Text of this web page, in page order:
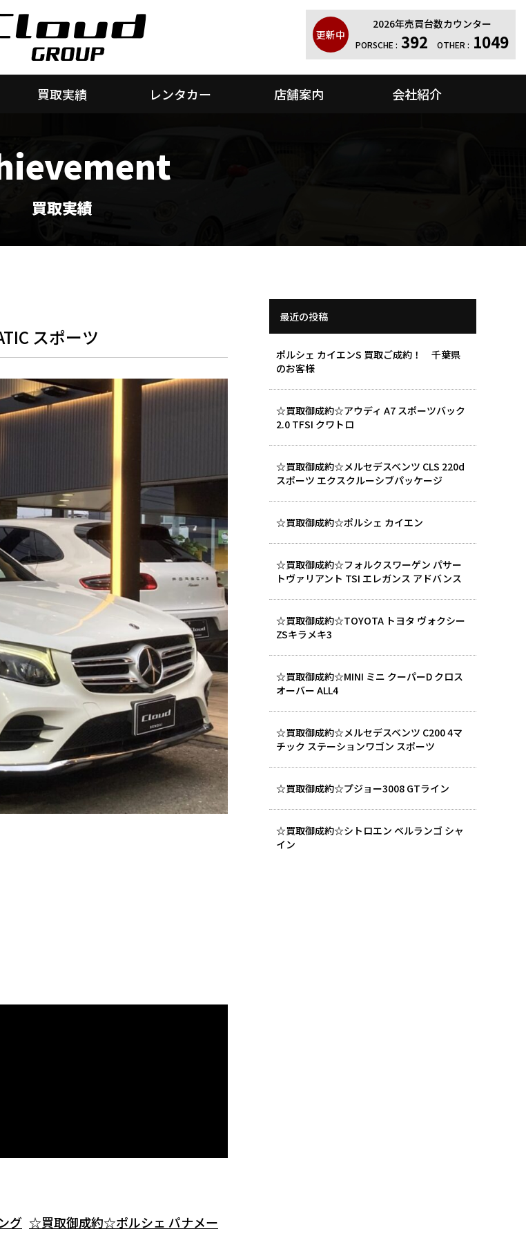
更新中
2026年売買台数カウンター
PORSCHE : 392 OTHER : 1049
買取実績 レンタカー 店舗案内 会社紹介
買取実績
スポーツ
グ ☆買取御成約☆ポルシェ パナメー
最近の投稿
ポルシェ カイエンS 買取ご成約！ 千葉県
のお客様
☆買取御成約☆アウディ A7 スポーツバック
2.0 TFSI クワトロ
☆買取御成約☆メルセデスベンツ CLS 220d
スポーツ エクスクルーシブパッケージ
☆買取御成約☆ポルシェ カイエン
☆買取御成約☆フォルクスワーゲン パサー
トヴァリアント TSI エレガンス アドバンス
☆買取御成約☆TOYOTA トヨタ ヴォクシー
ZSキラメキ3
☆買取御成約☆MINI ミニ クーパーD クロス
オーバー ALL4
☆買取御成約☆メルセデスベンツ C200 4マ
チック ステーションワゴン スポーツ
☆買取御成約☆プジョー3008 GTライン
☆買取御成約☆シトロエン ベルランゴ シャ
イン